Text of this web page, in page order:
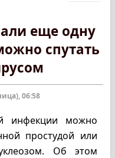
еще одну
спутать
06:58
инфекции можно
простудой или
Об этом